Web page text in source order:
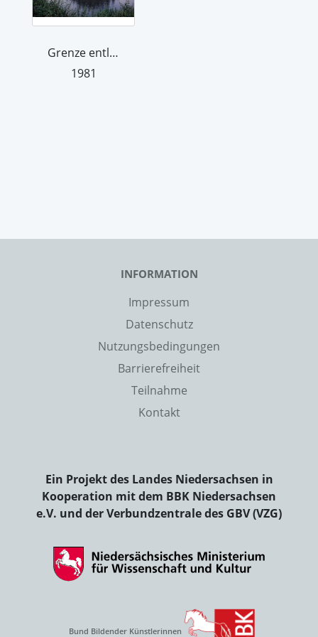
Grenze entlang der Panoramastraße bei...
1981
INFORMATION
Impressum
Datenschutz
Nutzungsbedingungen
Barrierefreiheit
Teilnahme
Kontakt
Ein Projekt des Landes Niedersachsen in
Kooperation mit dem BBK Niedersachsen
e.V. und der Verbundzentrale des GBV (VZG)
Bund Bildender Künstlerinnen